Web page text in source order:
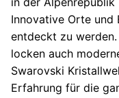
Innovative Orte und
entdeckt zu
locken auch
Swarovski
Erfahrung für die